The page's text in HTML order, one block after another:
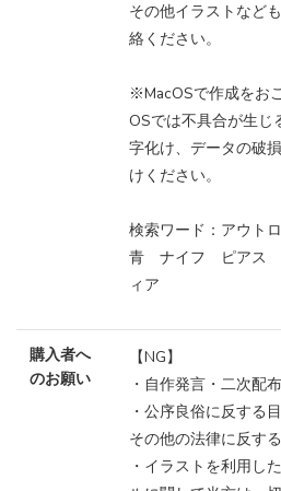
その他イラストなど
絡ください。
※MacOSで作成をお
OSでは不具合が生じ
字化け、データの破
けください。
検索ワード：アウ
青 ナイフ ピアス
ィア
購入者へ
のお願い
【NG】
・自作発言・二次配
・公序良俗に反する
その他の法律に反す
・イラストを利用し